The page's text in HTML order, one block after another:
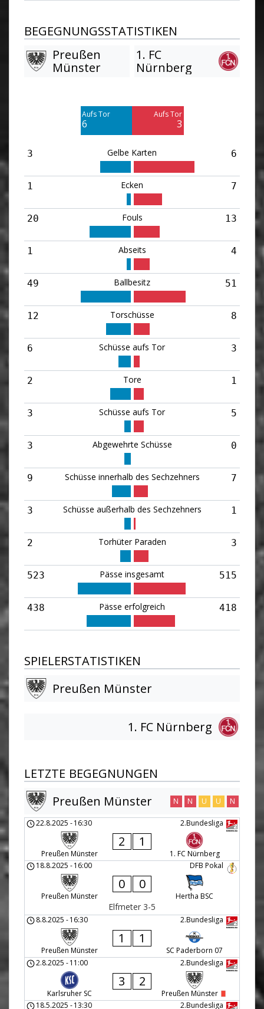
BEGEGNUNGSSTATISTIKEN
Preußen
Münster
1. FC
Nürnberg
Aufs Tor
6
Aufs Tor
3
3 Gelbe Karten 6
1 Ecken 7
20 Fouls 13
1 Abseits 4
49 Ballbesitz 51
12 Torschüsse 8
6 Schüsse aufs Tor 3
2 Tore 1
3 Schüsse aufs Tor 5
3 Abgewehrte Schüsse 0
9 Schüsse innerhalb des Sechzehners 7
3 Schüsse außerhalb des Sechzehners 1
2 Torhüter Paraden 3
523 Pässe insgesamt 515
438 Pässe erfolgreich 418
SPIELERSTATISTIKEN
Preußen Münster
1. FC Nürnberg
LETZTE BEGEGNUNGEN
Preußen Münster
N N U U N
2.Bundesliga
22.8.2025 -16:30
Preußen Münster
2 1
1. FC Nürnberg
DFB Pokal
18.8.2025 -16:00
Preußen Münster
0 0
Hertha BSC
Elfmeter 3-5
2.Bundesliga
8.8.2025 -16:30
Preußen Münster
1 1
SC Paderborn 07
2.Bundesliga
2.8.2025 -11:00
Karlsruher SC
3 2
Preußen Münster
2.Bundesliga
18.5.2025 -13:30